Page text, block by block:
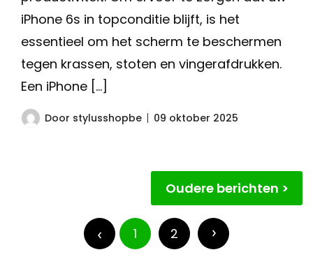
iPhone 6s in topconditie blijft, is het
essentieel om het scherm te beschermen
tegen krassen, stoten en vingerafdrukken.
Een iPhone […]
Door stylusshopbe 09 oktober 2025
Berichtnavigatie
Oudere berichten
paginering
1 2